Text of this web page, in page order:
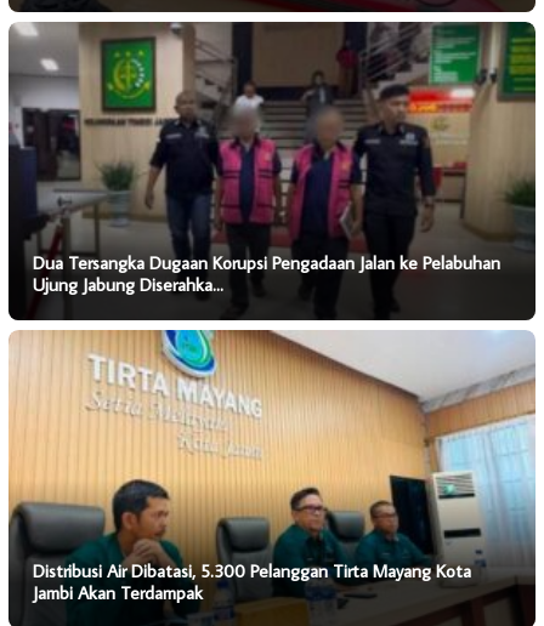
Dua Tersangka Dugaan Korupsi Pengadaan Jalan ke Pelabuhan
Ujung Jabung Diserahka…
Distribusi Air Dibatasi, 5.300 Pelanggan Tirta Mayang Kota
Jambi Akan Terdampak